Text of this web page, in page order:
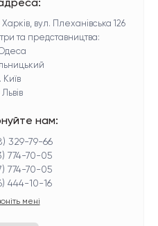
вул. Плеханівська 126
та представництва:
Київ
нам:
329-79-66
774-70-05
774-70-05
444-10-16
мені